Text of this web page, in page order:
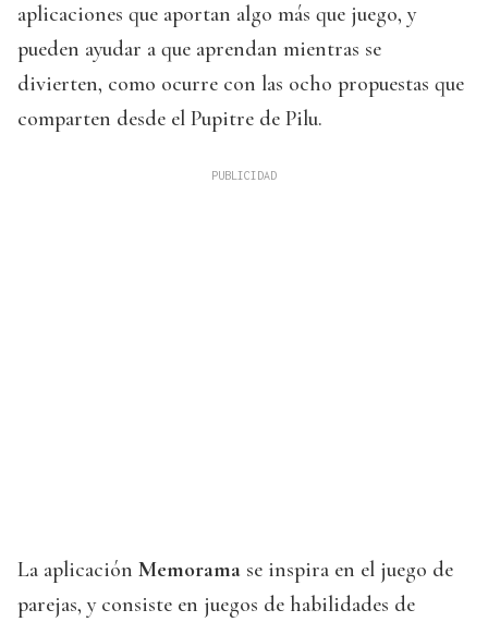
aplicaciones que aportan algo más que juego, y
pueden ayudar a que aprendan mientras se
divierten, como ocurre con las ocho propuestas que
comparten desde el Pupitre de Pilu.
La aplicación Memorama se inspira en el juego de
parejas, y consiste en juegos de habilidades de